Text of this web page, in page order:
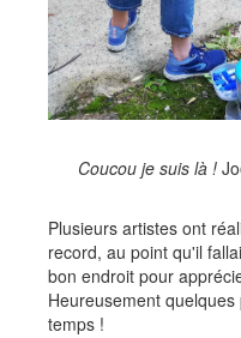
Coucou je suis là !
Plusieurs artistes ont
record, au point qu'il
bon endroit pour
Heureusement
temps !